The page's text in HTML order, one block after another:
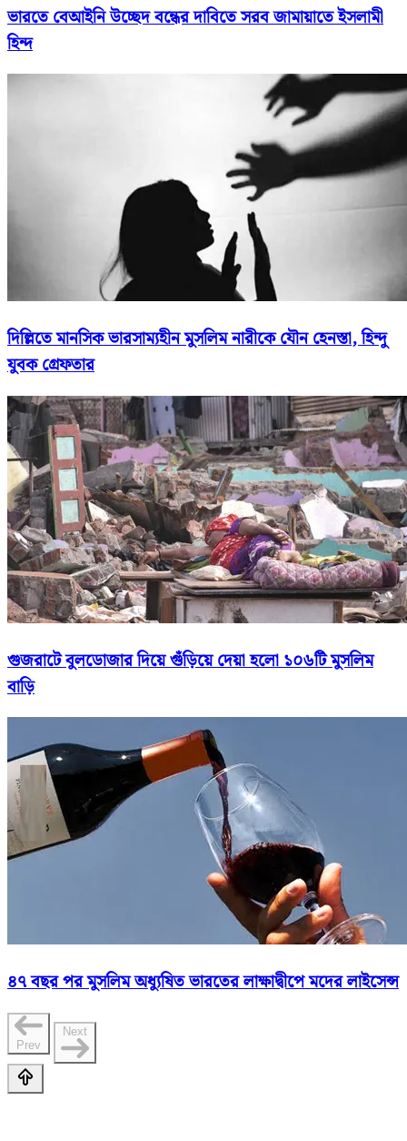
ভারতে বেআইনি উচ্ছেদ বন্ধের দাবিতে সরব জামায়াতে ইসলামী
হিন্দ
দিল্লিতে মানসিক ভারসাম্যহীন মুসলিম নারীকে যৌন হেনস্তা, হিন্দু
যুবক গ্রেফতার
গুজরাটে বুলডোজার দিয়ে গুঁড়িয়ে দেয়া হলো ১০৬টি মুসলিম
বাড়ি
৪৭ বছর পর মুসলিম অধ্যুষিত ভারতের লাক্ষাদ্বীপে মদের লাইসেন্স
Prev